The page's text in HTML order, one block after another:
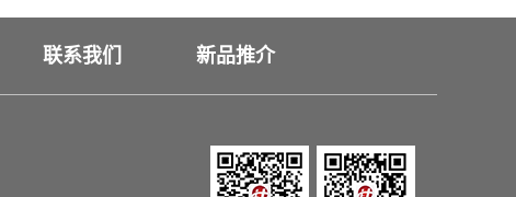
联系我们 新品推介